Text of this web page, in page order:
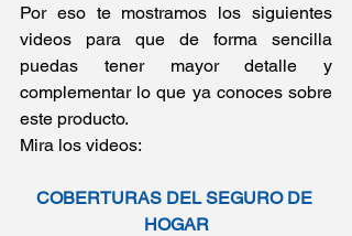
Por eso te mostramos los siguientes
videos para que de forma sencilla
puedas tener mayor detalle y
complementar lo que ya conoces sobre
este producto.
Mira los videos:
COBERTURAS DEL SEGURO DE
HOGAR